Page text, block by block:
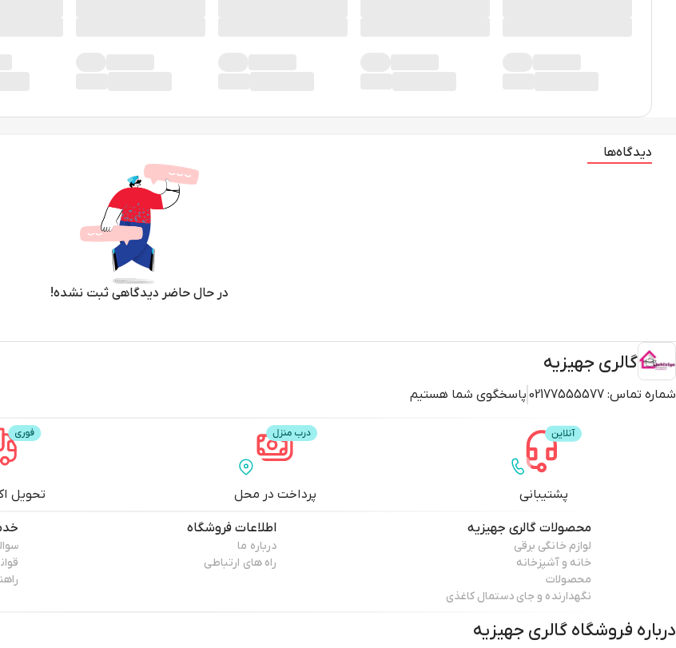
دیدگاه‌ها
در حال حاضر دیدگاهی ثبت نشده!
گالری جهیزیه
شماره تماس: 02177555577 پاسخگوی شما هستیم
پشتیبانی پرداخت در محل تحویل
محصولات گالری جهیزیه
لوازم خانگی برقی
خانه و آشپزخانه
محصولات
نگهدارنده و جای دستمال کاغذی
اطلاعات فروشگاه
درباره ما
راه های ارتباطی
درباره فروشگاه گالری جهیزیه